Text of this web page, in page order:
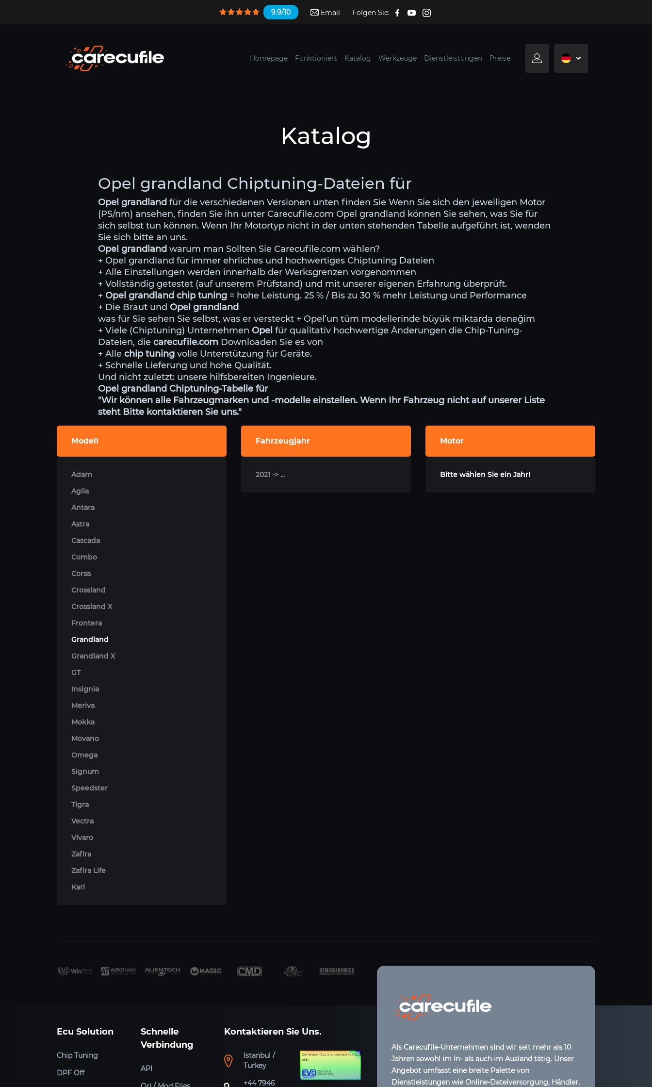
9.9/10 Email Folgen Sie:
Homepage Funktioniert Katalog Werkzeuge Dienstleistungen Preise
Katalog
Opel grandland Chiptuning-Dateien für
Opel grandland für die verschiedenen Versionen unten finden Sie Wenn Sie sich den jeweiligen Motor
(PS/nm) ansehen, finden Sie ihn unter Carecufile.com Opel grandland können Sie sehen, was Sie für
sich selbst tun können. Wenn Ihr Motortyp nicht in der unten stehenden Tabelle aufgeführt ist, wenden
Sie sich bitte an uns.
Opel grandland warum man Sollten Sie Carecufile.com wählen?
+ Opel grandland für immer ehrliches und hochwertiges Chiptuning Dateien
+ Alle Einstellungen werden innerhalb der Werksgrenzen vorgenommen
+ Vollständig getestet (auf unserem Prüfstand) und mit unserer eigenen Erfahrung überprüft.
+ Opel grandland chip tuning = hohe Leistung. 25 % / Bis zu 30 % mehr Leistung und Performance
+ Die Braut und Opel grandland
was für Sie sehen Sie selbst, was er versteckt + Opel’un tüm modellerinde büyük miktarda deneğim
+ Viele (Chiptuning) Unternehmen Opel für qualitativ hochwertige Änderungen die Chip-Tuning-
Dateien, die carecufile.com Downloaden Sie es von
+ Alle chip tuning volle Unterstützung für Geräte.
+ Schnelle Lieferung und hohe Qualität.
Und nicht zuletzt: unsere hilfsbereiten Ingenieure.
Opel grandland Chiptuning-Tabelle für
"Wir können alle Fahrzeugmarken und -modelle einstellen. Wenn Ihr Fahrzeug nicht auf unserer Liste
steht Bitte kontaktieren Sie uns."
Modell
Adam
Agila
Antara
Astra
Cascada
Combo
Corsa
Crossland
Crossland X
Frontera
Grandland
Grandland X
GT
Insignia
Meriva
Mokka
Movano
Omega
Signum
Speedster
Tigra
Vectra
Vivaro
Zafira
Zafira Life
Karl
Fahrzeugjahr
2021 -> ...
Motor
Bitte wählen Sie ein Jahr!
Ecu Solution
Chip Tuning
DPF Off
Schnelle
Verbindung
API
Kontaktieren Sie Uns.
Istanbul /
Turkey
+44 7946
Als Carecufile-Unternehmen sind wir seit mehr als 10
Jahren sowohl im In- als auch im Ausland tätig. Unser
Angebot umfasst eine breite Palette von
Dienstleistungen wie Online-Dateiversorgung, Händler,